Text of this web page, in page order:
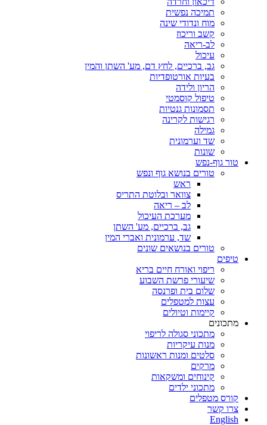
תמיכה נפשית
מוח ונדודי שינה
קשב וריכוז
לב-ריאה
עיכול
גב, ברכיים, לחץ דם, מע' השתן והמין
בעיות אורטופדיות
הריון ולידה
טיפול קוסמטי
תסמונות גנטיות
רגישות לקרינה
גמילה
שד וערמונית
שונות
טור גוף-נפש
טורים בנושא גוף ונפש
ראש
צוואר ובלוטת התריס
לב – ריאה
מערכת העיכול
גב, ברכיים, מע' השתן
שד, ערמונית ואברי המין
טורים בנושאים שונים
טיפים
ריפוי ואורח חיים בריא
שיעורי פרשת השבוע
שלום בית ופרנסה
עצות למטפלים
קיימות וטיולים
מתכונים
מתכוני סגולה לריפוי
מנות עיקריות
סלטים ומנות ראשונות
מרקים
קינוחים ומשקאות
מתכוני ילדים
קורס מטפלים
צרו קשר
English